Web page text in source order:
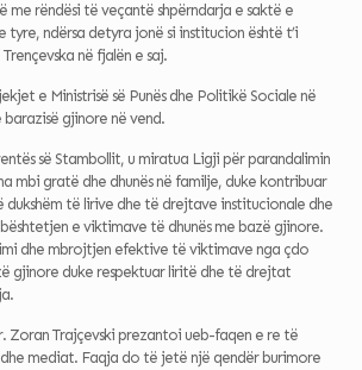
me rëndësi të veçantë shpërndarja e saktë e
ndërsa detyra jonë si institucion është t’i
në fjalën e saj.
e Ministrisë së Punës dhe Politikë Sociale në
gjinore në vend.
së Stambollit, u miratua Ligji për parandalimin
mbi gratë dhe dhunës në familje, duke kontribuar
dukshëm të lirive dhe të drejtave institucionale dhe
e viktimave të dhunës me bazë gjinore.
dhe mbrojtjen efektive të viktimave nga çdo
gjinore duke respektuar liritë dhe të drejtat
Zoran Trajçevski prezantoi ueb-faqen e re të
mediat. Faqja do të jetë një qendër burimore